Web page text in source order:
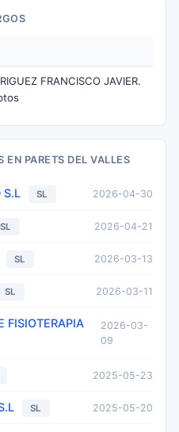
FRANCISCO JAVIER.
EN PARETS DEL VALLES
S.L SL 2026-04-30
SL 2026-04-21
SL 2026-03-13
SL 2026-03-11
FISIOTERAPIA
2026-03-
09
2025-05-23
SL 2025-05-20